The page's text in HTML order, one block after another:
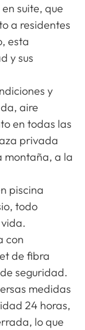
suite, que
a residentes
esta
y sus
y
aire
en todas las
privada
montaña, a la
piscina
todo
con
de fibra
seguridad.
medidas
24 horas,
lo que